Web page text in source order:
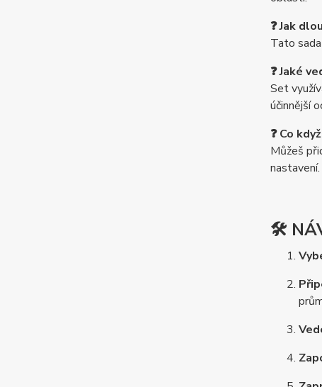
❓ Jak
Tato
❓ Jaké
Set
účinnější
❓ Co
Můžeš
nastavení.
🛠️